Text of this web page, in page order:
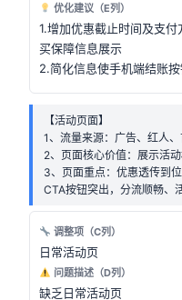
优化建议（E列）
1.增加优惠截止时间及支付
买保障信息展示
2.简化信息使手机端结账
【活动页面】
1、流量来源：广告、红人
2、页面核心价值：展示活
3、页面重点：优惠透传到
CTA按钮突出，分流顺畅、
调整项（C列）
日常活动页
问题描述（D列）
缺乏日常活动页